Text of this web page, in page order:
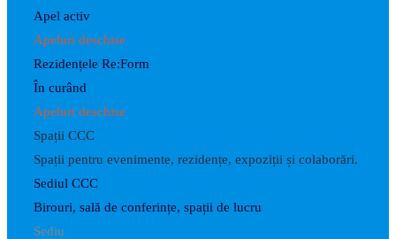
Apel activ
Apeluri deschise
Rezidențele Re:Form
În curând
Apeluri deschise
Spații CCC
Spații pentru evenimente, rezidențe, expoziții și colaborări.
Sediul CCC
Birouri, sală de conferințe, spații de lucru
Sediu